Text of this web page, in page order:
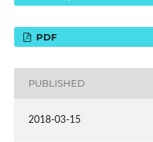
PDF
PUBLISHED
2018-03-15